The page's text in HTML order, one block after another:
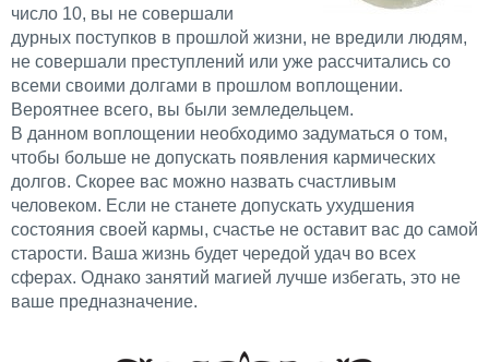
число 10, вы не совершали
дурных поступков в прошлой жизни, не вредили людям,
не совершали преступлений или уже рассчитались со
всеми своими долгами в прошлом воплощении.
Вероятнее всего, вы были земледельцем.
В данном воплощении необходимо задуматься о том,
чтобы больше не допускать появления кармических
долгов. Скорее вас можно назвать счастливым
человеком. Если не станете допускать ухудшения
состояния своей кармы, счастье не оставит вас до самой
старости. Ваша жизнь будет чередой удач во всех
сферах. Однако занятий магией лучше избегать, это не
ваше предназначение.